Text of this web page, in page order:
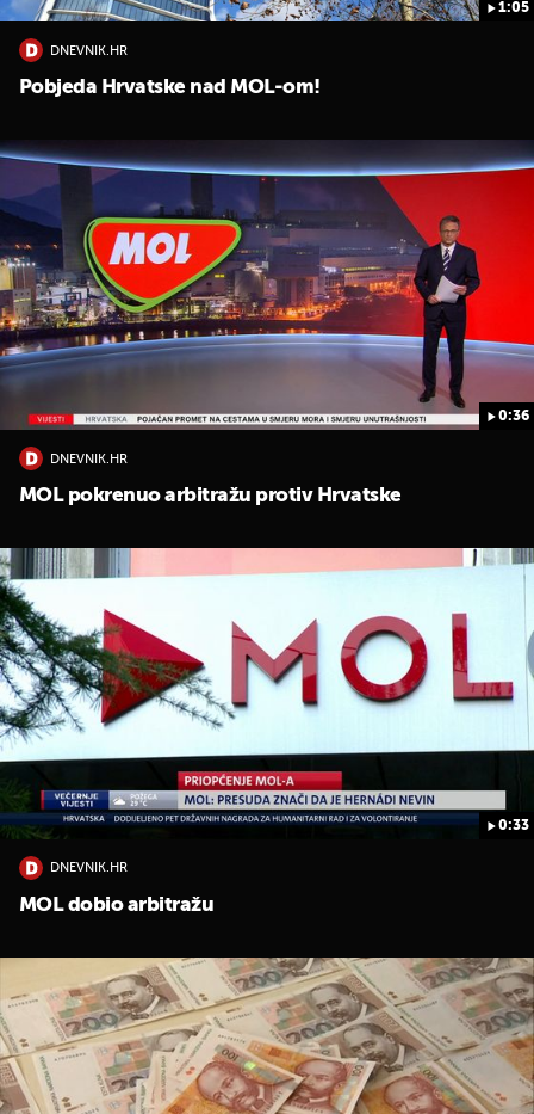
1:05
DNEVNIK.HR
Pobjeda Hrvatske nad MOL-om!
0:36
DNEVNIK.HR
MOL pokrenuo arbitražu protiv Hrvatske
0:33
DNEVNIK.HR
MOL dobio arbitražu